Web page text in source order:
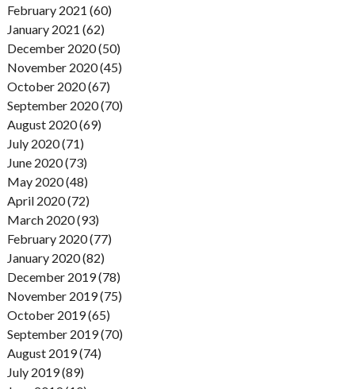
February 2021 (60)
January 2021 (62)
December 2020 (50)
November 2020 (45)
October 2020 (67)
September 2020 (70)
August 2020 (69)
July 2020 (71)
June 2020 (73)
May 2020 (48)
April 2020 (72)
March 2020 (93)
February 2020 (77)
January 2020 (82)
December 2019 (78)
November 2019 (75)
October 2019 (65)
September 2019 (70)
August 2019 (74)
July 2019 (89)